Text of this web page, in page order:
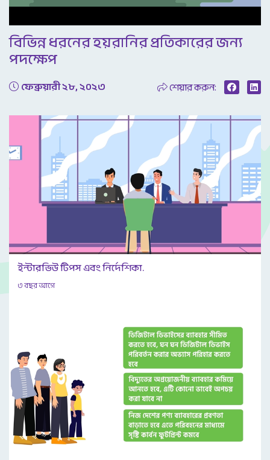
বিভিন্ন ধরনের হয়রানির প্রতিকারের জন্য
পদক্ষেপ
ফেব্রুয়ারী ২৮, ২০২৩ শেয়ার করুন:
ইন্টারভিউ টিপস এবং নির্দেশিকা.
৩ বছর আগে